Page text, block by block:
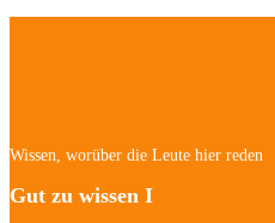
Wissen, worüber die Leute hier reden
Gut zu wissen I